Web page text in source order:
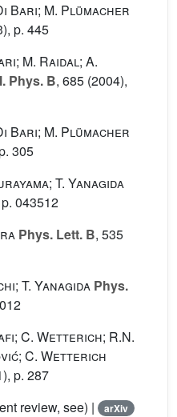
Bari; M. Plümacher
p. 445
M. Raidal; A.
Phys. B, 685 (2004),
Bari; M. Plümacher
305
T. Yanagida
043512
Phys. Lett. B, 535
T. Yanagida Phys.
C. Wetterich; R.N.
C. Wetterich
p. 287
review, see) | arXiv